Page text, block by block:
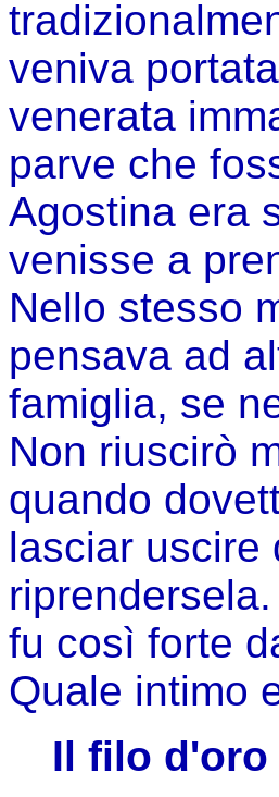
veniva
venerata
parve che
Agostina era
venisse a
Nello stesso
pensava ad
famiglia, se
Non riuscirò
quando
lasciar uscire
fu così forte
Quale intimo
Il filo d'oro